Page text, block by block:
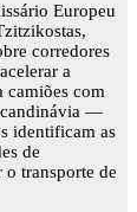
Europeu
corredores
a
camiões com
—
identificam as
de
transporte de